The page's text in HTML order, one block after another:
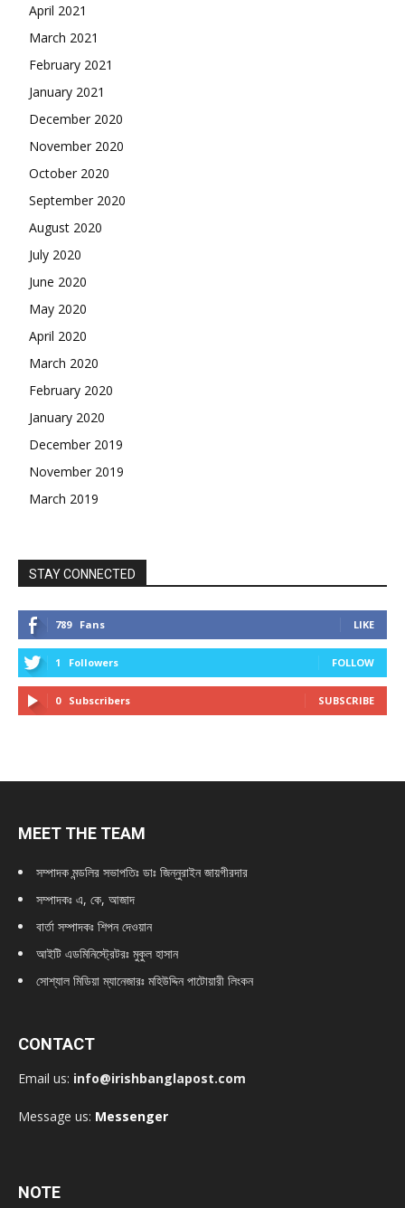
April 2021
March 2021
February 2021
January 2021
December 2020
November 2020
October 2020
September 2020
August 2020
July 2020
June 2020
May 2020
April 2020
March 2020
February 2020
January 2020
December 2019
November 2019
March 2019
STAY CONNECTED
789 Fans LIKE
1 Followers FOLLOW
0 Subscribers SUBSCRIBE
MEET THE TEAM
সম্পাদক মন্ডলির সভাপতিঃ ডাঃ জিন্নুরাইন জায়গীরদার
সম্পাদকঃ এ, কে, আজাদ
বার্তা সম্পাদকঃ শিপন দেওয়ান
আইটি এডমিনিস্ট্রেটরঃ মুকুল হাসান
সোশ্যাল মিডিয়া ম্যানেজারঃ মহিউদ্দিন পাটোয়ারী লিংকন
CONTACT
Email us: info@irishbanglapost.com
Message us: Messenger
NOTE